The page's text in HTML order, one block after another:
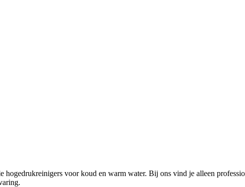
hogedrukreinigers voor koud en warm water. Bij ons vind je alleen